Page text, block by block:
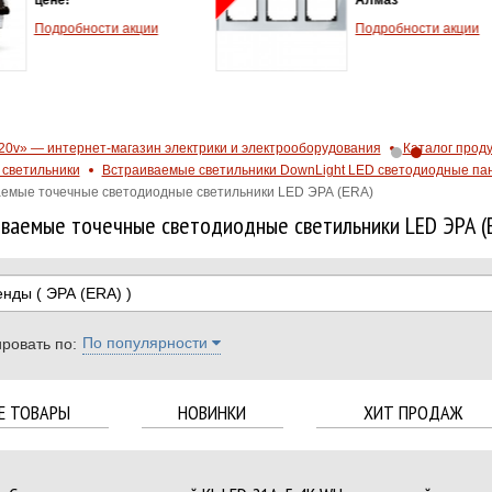
Подробности акции
тепловой
— интернет-магазин электрики и электрооборудования
Каталог
Встраиваемые светильники DownLight LED светодиодные
точечные светодиодные светильники LED ЭРА (ERA)
точечные светодиодные светильники LED ЭРА
( ЭРА (ERA) )
по: По популярности
ТОВАРЫ НОВИНКИ ХИТ ПРОДАЖ